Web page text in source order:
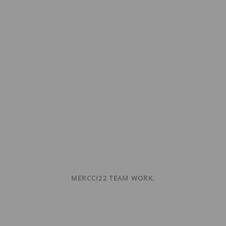
MERCCI22 TEAM WORK.